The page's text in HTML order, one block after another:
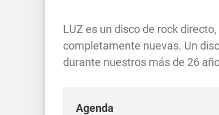
LUZ es un disco de rock
completamente nuevas. Un
durante nuestros más de 26
Agenda